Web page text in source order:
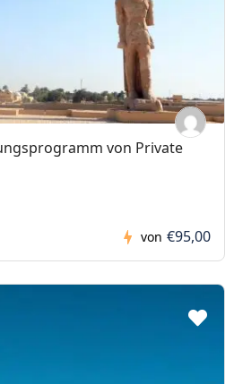
von Private
von €95,00